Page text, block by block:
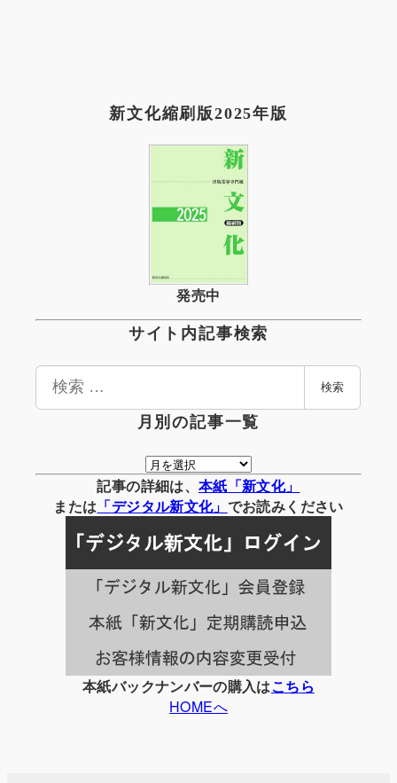
新文化縮刷版2025年版
発売中
サイト内記事検索
検
検索
月別の記事一覧
月
別
の
事
一
覧
記事の詳細は、 本紙「新文化」
または 「デジタル新文化」 でお読みください
本紙バックナンバーの購入はこちら
HOMEへ